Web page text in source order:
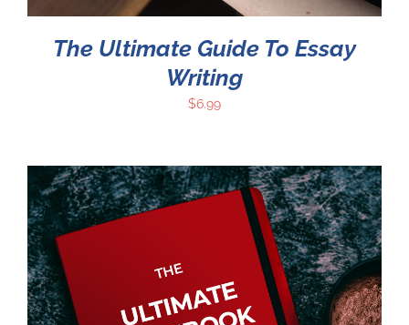
The Ultimate Guide To Essay
Writing
$6.99